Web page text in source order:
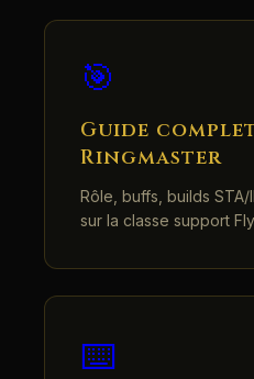
🎯
Guide
Ringmaster
Rôle, buffs, builds
sur la classe support
⌨️